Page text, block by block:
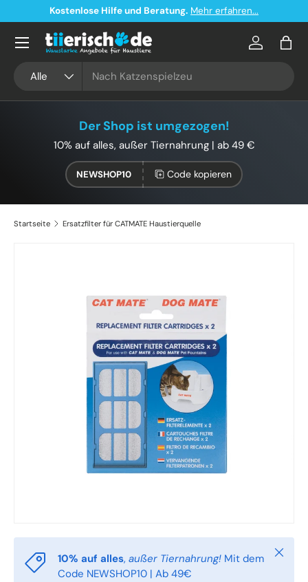
Direkt zum Inhalt
Kostenlose Hilfe und Beratung. Mehr erfahren...
Alle
Konto
Der Shop ist umgezogen!
10% auf alles, außer Tiernahrung | ab 49 €
NEWSHOP10 Code kopieren
Startseite Ersatzfilter für CATMATE Haustierquelle
10% auf alles, außer Tiernahrung! Mit dem
Code NEWSHOP10 | Ab 49€